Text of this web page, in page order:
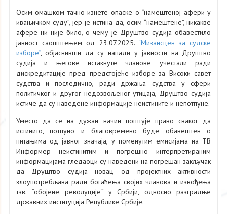
Осим омашком тачно изнете опаске о “намештеној афери у
ивањичком суду”, јер је истина да, осим “намештене”, никакве
афере ни није било, о чему је Друштво судија обавестило
јавност саопштењем од 23.07.2025. “Мизансцен за судске
изборе”, објаснивши да су напади у јавности на Друштво
судија и његове истакнуте чланове учестали ради
дискредитације пред предстојеће изборе за Високи савет
судства и последично, ради држања судства у сфери
политичког и другог недозвољеног утицаја, Друштво судија
истиче да су наведене информације неистините и непотпуне.
Уместо да се на дужан начин поштује право сваког да
истинито, потпуно и благовремено буде обавештен о
питањима од јавног значаја, у поменутим емисијама на ТВ
Информер неистинитим и погрешно интерпретираним
информацијама гледаоци су наведени на погрешан закључак
да Друштво судија новац од пројектних активности
злоупотребљава ради богаћења својих чланова и извођења
тзв. “обојене револуције“у Србији, односно разградње
државних институција Републике Србије.